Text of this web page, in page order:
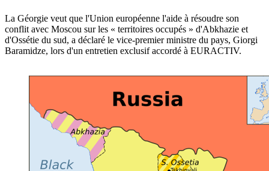
La Géorgie veut que l'Union européenne l'aide à résoudre son
conflit avec Moscou sur les « territoires occupés » d'Abkhazie et
d'Ossétie du sud, a déclaré le vice-premier ministre du pays, Giorgi
Baramidze, lors d'un entretien exclusif accordé à EURACTIV.